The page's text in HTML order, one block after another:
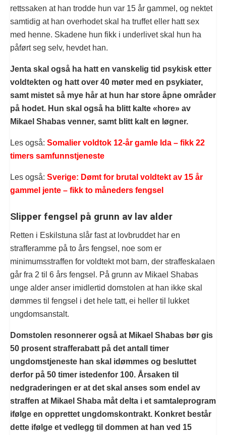
rettssaken at han trodde hun var 15 år gammel, og nektet
samtidig at han overhodet skal ha truffet eller hatt sex
med henne. Skadene hun fikk i underlivet skal hun ha
påført seg selv, hevdet han.
Jenta skal også ha hatt en vanskelig tid psykisk etter
voldtekten og hatt over 40 møter med en psykiater,
samt mistet så mye hår at hun har store åpne områder
på hodet. Hun skal også ha blitt kalte «hore» av
Mikael Shabas venner, samt blitt kalt en løgner.
Les også: Somalier voldtok 12-år gamle Ida – fikk 22
timers samfunnstjeneste
Les også: Sverige: Dømt for brutal voldtekt av 15 år
gammel jente – fikk to måneders fengsel
Slipper fengsel på grunn av lav alder
Retten i Eskilstuna slår fast at lovbruddet har en
strafferamme på to års fengsel, noe som er
minimumsstraffen for voldtekt mot barn, der straffeskalaen
går fra 2 til 6 års fengsel. På grunn av Mikael Shabas
unge alder anser imidlertid domstolen at han ikke skal
dømmes til fengsel i det hele tatt, ei heller til lukket
ungdomsanstalt.
Domstolen resonnerer også at Mikael Shabas bør gis
50 prosent strafferabatt på det antall timer
ungdomstjeneste han skal idømmes og besluttet
derfor på 50 timer istedenfor 100. Årsaken til
nedgraderingen er at det skal anses som endel av
straffen at Mikael Shaba måt delta i et samtaleprogram
ifølge en opprettet ungdomskontrakt. Konkret består
dette ifølge et vedlegg til dommen at han ved 15